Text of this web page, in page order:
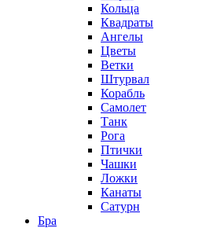
Кольца
Квадраты
Ангелы
Цветы
Ветки
Штурвал
Корабль
Самолет
Танк
Рога
Птички
Чашки
Ложки
Канаты
Сатурн
Бра